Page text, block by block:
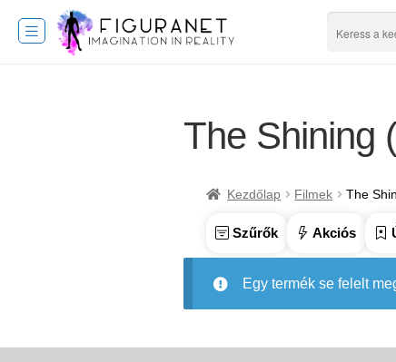
The Shining
Kezdőlap Filmek The
Szűrők Akciós
Egy termék se felelt